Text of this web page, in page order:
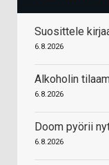
Suosittele
6.8.2026
Alkoholin
6.8.2026
Doom pyörii
6.8.2026